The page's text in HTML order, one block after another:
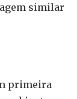
similar
primeira